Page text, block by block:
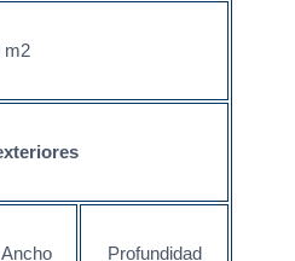
m2
Ancho Profundidad